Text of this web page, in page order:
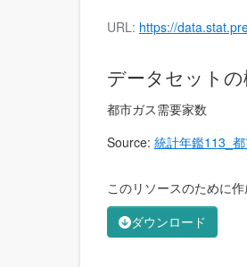
ダウンロード
URL: https://
データセットの
都市ガス需要家数
Source: 統計年鑑113_
このリソースのために